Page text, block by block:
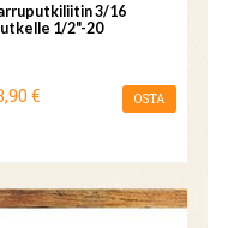
3/16
1/2"-20
€ OSTA